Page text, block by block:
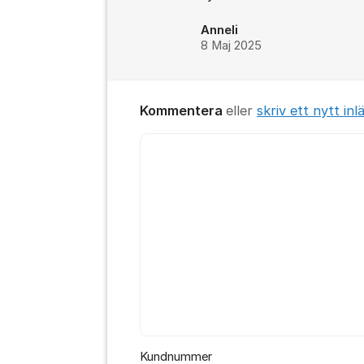
Anneli
8 Maj 2025
Kommentera eller skriv ett nytt
Kundnummer